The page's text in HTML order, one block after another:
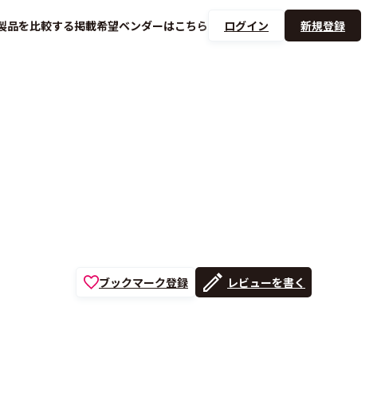
品を比較する掲載希望ベンダーはこちら ログイン 新規登録
ブックマーク登録 レビューを書く